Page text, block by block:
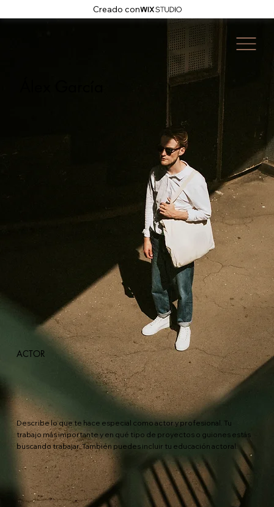
Creado con
ACTOR
Describe lo que te hace especial como actor y profesional. Tu
trabajo más importante y en qué tipo de proyectos o guiones estás
buscando trabajar. También puedes incluir tu educación actoral.